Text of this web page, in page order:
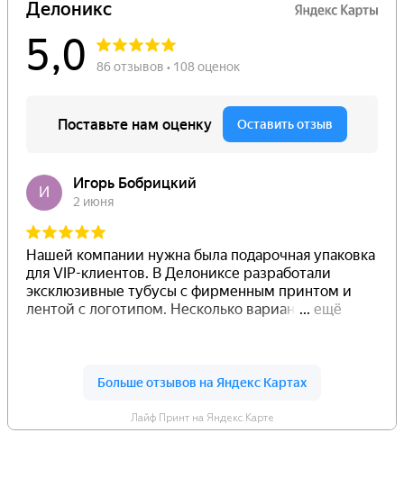
Лайф Принт на Яндекс.Карте